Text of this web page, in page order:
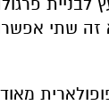
זה שתי